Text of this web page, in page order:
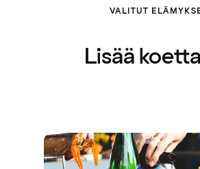
VALITUT
Lisää